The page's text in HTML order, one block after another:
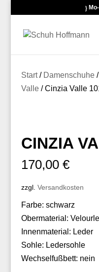
Start/ Damenschuhe/
Valle/ Cinzia Valle
CINZIA
170,00 €
zzgl. Versandkosten
Farbe: schwarz
Obermaterial:
Innenmaterial: Leder
Sohle: Ledersohle
Wechselfußbett: nein